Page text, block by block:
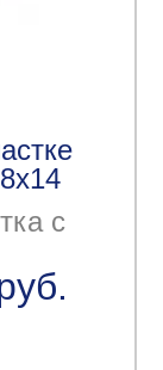
с